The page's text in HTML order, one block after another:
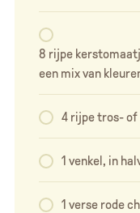
8 rijpe
een mix van
4 rijpe tros- of
1 venkel, in
1 verse rode